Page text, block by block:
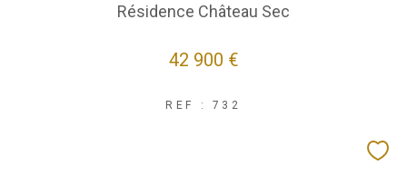
Résidence Château Sec
42 900 €
REF : 732